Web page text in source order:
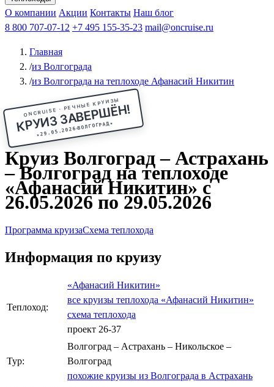
Чебоксарыиз Волгоградаиз Саратова Все города
КазаньВ Нижний НовгородВ ПермьВ Ростов-на-Дону
РыбинскНа СоловкиНа ВалаамПо ОкеПо Енисею
Афанасий Никитин Октябрьская революция
ФединАлександр СвешниковИван
МироновА.С.Попов
О компании Акции Контакты Наш блог
8 800 707-07-12 +7 495 155-35-23 mail@oncruise.ru
Главная
/из Волгограда
/из Волгограда на теплоходе Афанасий Никитин
ONCRUISE · РЕЧНЫЕ КРУИЗЫ
КРУИЗ ЗАВЕРШЁН!
★29.05.2026
ВОЛГОГРАД★
Круиз Волгоград – Астрахань
– Волгоград на теплоходе
«Афанасий Никитин» с
26.05.2026 по 29.05.2026
Программа круизаСхема теплохода
Информация по круизу
Теплоход:
«Афанасий Никитин»
все круизы теплохода «Афанасий Никитин»
схема теплохода
проект 26-37
Тур:
Волгоград – Астрахань – Никольское –
Волгоград
похожие круизы из Волгограда в Астрахань